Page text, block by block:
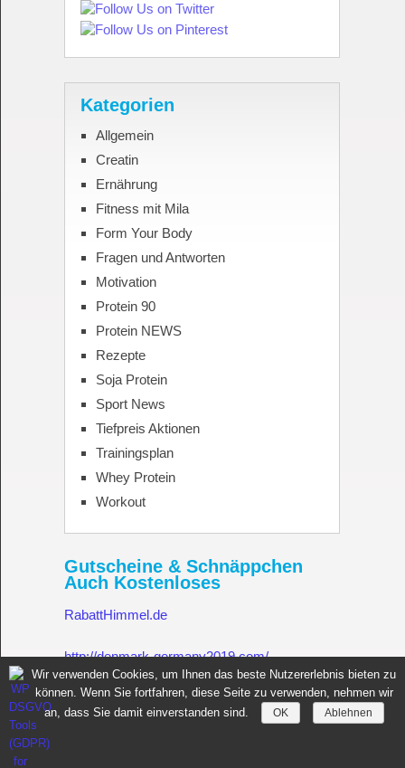
Kategorien
Allgemein
Creatin
Ernährung
Fitness mit Mila
Form Your Body
Fragen und Antworten
Motivation
Protein 90
Protein NEWS
Rezepte
Soja Protein
Sport News
Tiefpreis Aktionen
Trainingsplan
Whey Protein
Workout
Gutscheine & Schnäppchen
Auch Kostenloses
RabattHimmel.de
http://denmark-germany2019.com/
Gutschein.Rabatthimmel.de
Sportnahrung für Muskelaufbau Fitness Made in Germany
Wir verwenden Cookies, um Ihnen das beste Nutzererlebnis bieten zu
können. Wenn Sie fortfahren, diese Seite zu verwenden, nehmen wir
an, dass Sie damit einverstanden sind.
OK Ablehnen